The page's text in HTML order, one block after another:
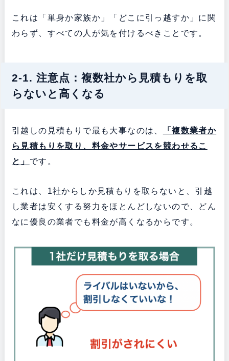
これは「単身か家族か」「どこに引っ越すか」に関
わらず、すべての人が気を付けるべきことです。
2-1. 注意点：複数社から見積もりを取
らないと高くなる
引越しの見積もりで最も大事なのは、
「複数業者か
ら見積もりを取り、料金やサービスを競わせるこ
と」 です。
これは、1社からしか見積もりを取らないと、引越
し業者は安くする努力をほとんどしないので、どん
なに優良の業者でも料金が高くなるからです。